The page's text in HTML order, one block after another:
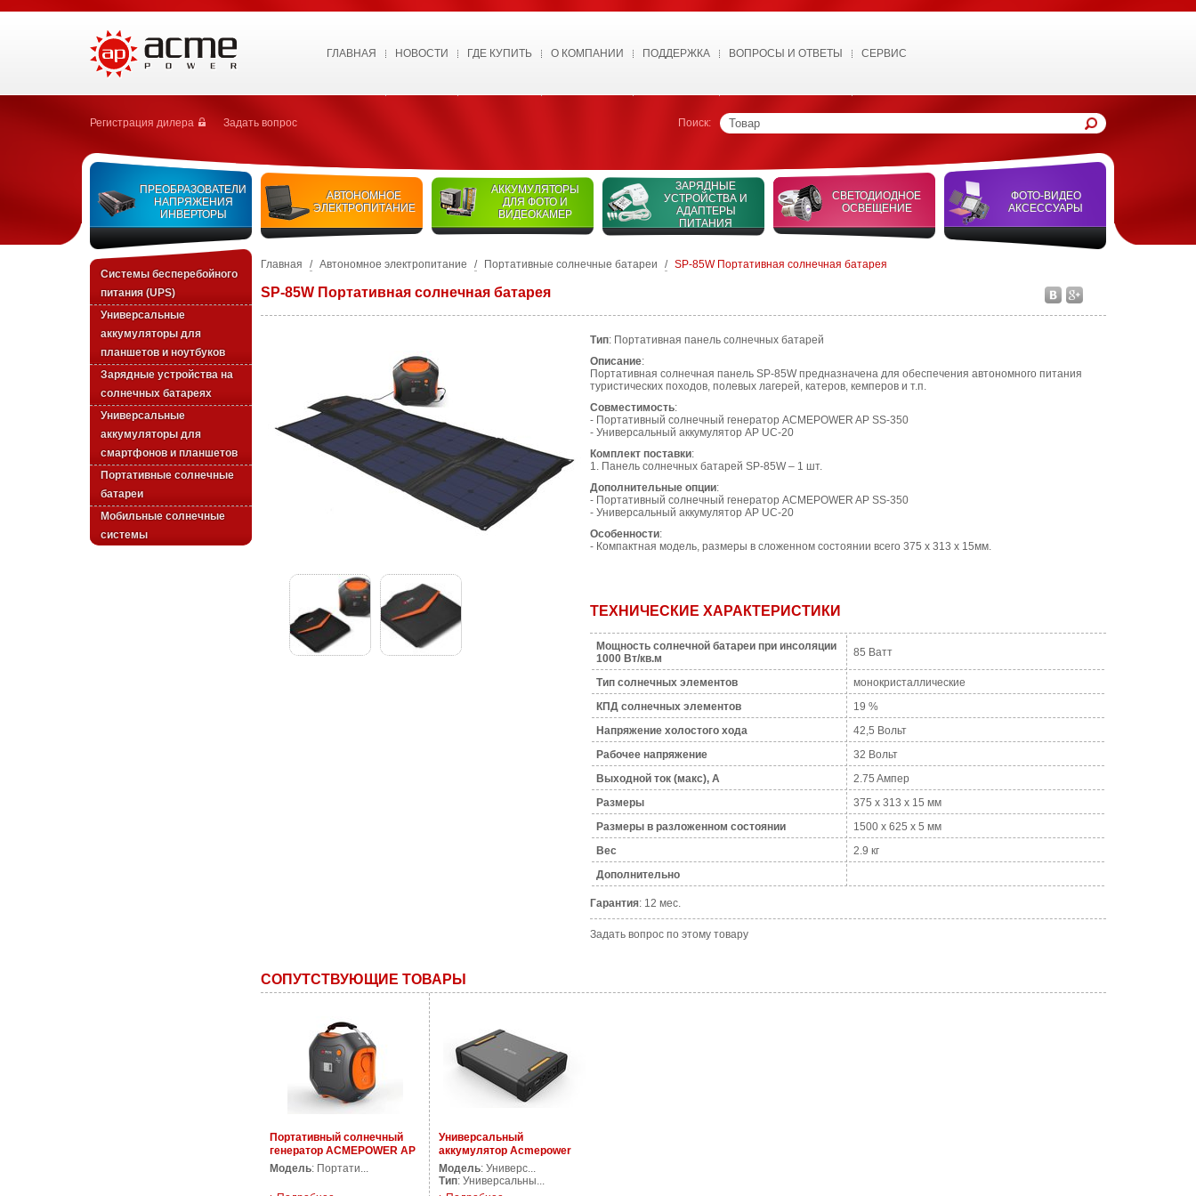
ГЛАВНАЯ НОВОСТИ ГДЕ КУПИТЬ О КОМПАНИИ ПОДДЕРЖКА ВОПРОСЫ И ОТВЕТЫ СЕРВИС
Регистрация дилера Задать вопрос Поиск:
ПРЕОБРАЗОВАТЕЛИ
НАПРЯЖЕНИЯ
ИНВЕРТОРЫ
АВТОНОМНОЕ
ЭЛЕКТРОПИТАНИЕ
АККУМУЛЯТОРЫ
ДЛЯ ФОТО И
ВИДЕОКАМЕР
ЗАРЯДНЫЕ
УСТРОЙСТВА И
АДАПТЕРЫ
ПИТАНИЯ
СВЕТОДИОДНОЕ
ОСВЕЩЕНИЕ
ФОТО-ВИДЕО
АКСЕССУАРЫ
Системы бесперебойного
питания (UPS)
Универсальные
аккумуляторы для
планшетов и ноутбуков
Зарядные устройства на
солнечных батареях
Универсальные
аккумуляторы для
смартфонов и планшетов
Портативные солнечные
батареи
Мобильные солнечные
системы
Главная / Автономное электропитание / Портативные солнечные батареи / SP-85W Портативная солнечная батарея
SP-85W Портативная солнечная батарея
Тип: Портативная панель солнечных батарей
Описание:
Портативная солнечная панель SP-85W предназначена для обеспечения автономного питания
туристических походов, полевых лагерей, катеров, кемперов и т.п.
Совместимость:
- Портативный солнечный генератор ACMEPOWER AP SS-350
- Универсальный аккумулятор AP UC-20
Комплект поставки:
1. Панель солнечных батарей SP-85W – 1 шт.
Дополнительные опции:
- Портативный солнечный генератор ACMEPOWER AP SS-350
- Универсальный аккумулятор AP UC-20
Особенности:
- Компактная модель, размеры в сложенном состоянии всего 375 x 313 x 15мм.
ТЕХНИЧЕСКИЕ ХАРАКТЕРИСТИКИ
Мощность солнечной батареи при инсоляции
1000 Вт/кв.м
85 Ватт
Тип солнечных элементов
монокристаллические
КПД солнечных элементов
19 %
Напряжение холостого хода
42,5 Вольт
Рабочее напряжение
32 Вольт
Выходной ток (макс), A
2.75 Aмпер
Размеры
375 x 313 x 15 мм
Размеры в разложенном состоянии
1500 x 625 x 5 мм
Bec
2.9 кг
Дополнительно
Гарантия: 12 мес.
Задать вопрос по этому товару
СОПУТСТВУЮЩИЕ ТОВАРЫ
Портативный солнечный
генератор ACMEPOWER AP
SS-350
Модель: Портати...
Универсальный
аккумулятор Acmepower
UC-20
Модель: Универс...
Тип: Универсальны...